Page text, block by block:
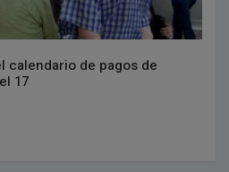
calendario de pagos de
17